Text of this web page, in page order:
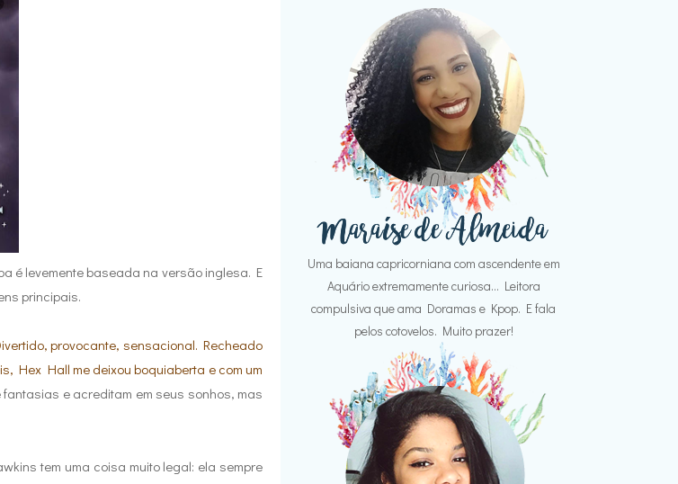
é levemente baseada na versão inglesa. E
principais.
provocante, sensacional. Recheado
Hex Hall me deixou boquiaberta e com um
e acreditam em seus sonhos, mas
tem uma coisa muito legal: ela sempre
Uma baiana capricorniana com ascendente em
Aquário extremamente curiosa... Leitora
compulsiva que ama Doramas e Kpop. E fala
pelos cotovelos. Muito prazer!